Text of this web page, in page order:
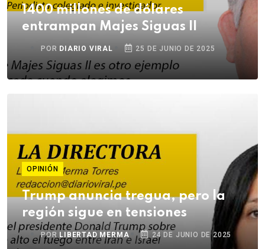
1400 millones de dólares
entrampan Majes Siguas II
POR DIARIO VIRAL 25 DE JUNIO DE 2025
OPINIÓN
Trump anuncia tregua, pero la
región sigue en tensiones
POR LIBERTAD MERMA 24 DE JUNIO DE 2025